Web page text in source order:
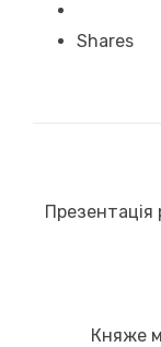
Shares
записів
Previous
Презентація
Княже